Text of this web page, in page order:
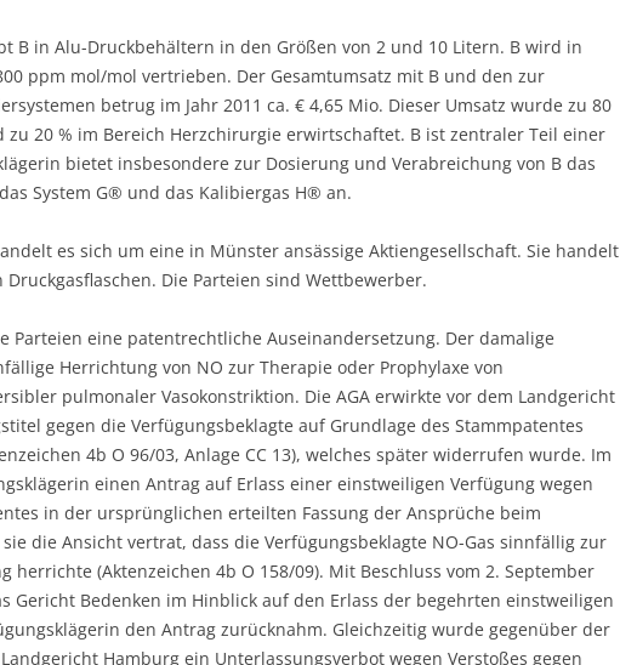
B in Alu-Druckbehältern in den Größen von 2 und 10 Litern. B wird in
ppm mol/mol vertrieben. Der Gesamtumsatz mit B und den zur
betrug im Jahr 2011 ca. € 4,65 Mio. Dieser Umsatz wurde zu 80
zu 20 % im Bereich Herzchirurgie erwirtschaftet. B ist zentraler Teil einer
bietet insbesondere zur Dosierung und Verabreichung von B das
System G® und das Kalibiergas H® an.
es sich um eine in Münster ansässige Aktiengesellschaft. Sie handelt
Die Parteien sind Wettbewerber.
Parteien eine patentrechtliche Auseinandersetzung. Der damalige
Herrichtung von NO zur Therapie oder Prophylaxe von
pulmonaler Vasokonstriktion. Die AGA erwirkte vor dem Landgericht
gegen die Verfügungsbeklagte auf Grundlage des Stammpatentes
4b O 96/03, Anlage CC 13), welches später widerrufen wurde. Im
einen Antrag auf Erlass einer einstweiligen Verfügung wegen
in der ursprünglichen erteilten Fassung der Ansprüche beim
die Ansicht vertrat, dass die Verfügungsbeklagte NO-Gas sinnfällig zur
herrichte (Aktenzeichen 4b O 158/09). Mit Beschluss vom 2. September
Gericht Bedenken im Hinblick auf den Erlass der begehrten einstweiligen
den Antrag zurücknahm. Gleichzeitig wurde gegenüber der
Hamburg ein Unterlassungsverbot wegen Verstoßes gegen